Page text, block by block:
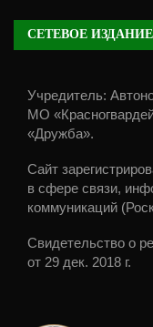
СЕТЕВОЕ ИЗДАНИЕ
Учредитель:
МО
«Дружба».
Сайт
в сфере связи,
коммуникаций
Свидетельство о
от 29 дек. 2018 г.